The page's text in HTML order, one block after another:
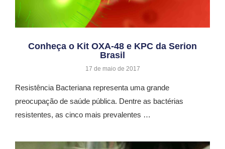
Conheça o Kit OXA-48 e KPC da Serion
Brasil
17 de maio de 2017
Resistência Bacteriana representa uma grande
preocupação de saúde pública. Dentre as bactérias
resistentes, as cinco mais prevalentes …